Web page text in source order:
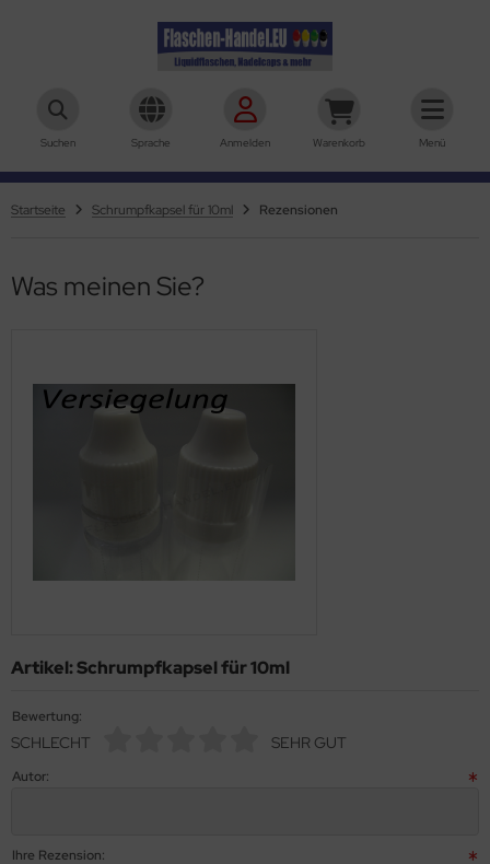
Suchen Sprache Anmelden Warenkorb Menü
Startseite Schrumpfkapsel für 10ml Rezensionen
Was meinen Sie?
Artikel: Schrumpfkapsel für 10ml
Bewertung:
SCHLECHT SEHR GUT
Autor:
Ihre Rezension: